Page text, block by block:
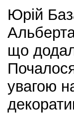
Юрій
що
увагою